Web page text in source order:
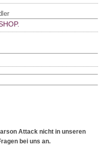
Attack nicht in unseren
bei uns an.